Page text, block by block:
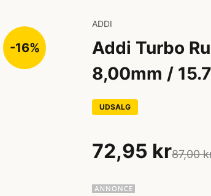
-16%
ADDI
Addi Turbo
8,00mm /
UDSALG
72,95 kr87,00